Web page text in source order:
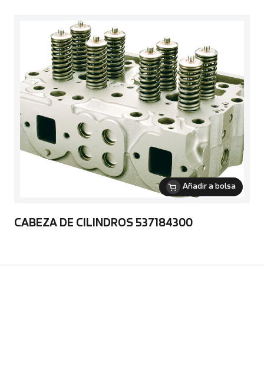
Añadir a bolsa
CABEZA DE CILINDROS 537184300